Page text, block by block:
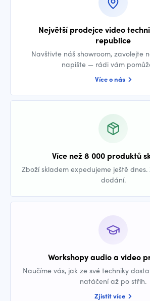
Největší prodejce video
republice
Navštivte náš showroom, zavolejte
napište — rádi vám
Více o nás
Více než 8 000 produktů
Zboží skladem expedujeme ještě
dodání.
Workshopy audio a video
Naučíme vás, jak ze své techniky
natáčení až po střih.
Zjistit více